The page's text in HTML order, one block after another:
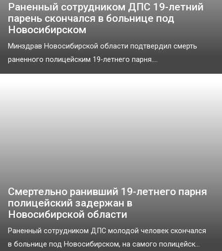
Раненный сотрудником ДПС 19-летний
парень скончался в больнице под
Новосибирском
Минздрав Новосибирской области подтвердил смерть
раненного полицейским 19-летнего парня....
Смертельно ранивший 19-летнего парня
полицейский задержан в
Новосибирской области
Раненный сотрудником ДПС молодой человек скончался
в больнице под Новосибирском, на самого полицейск...